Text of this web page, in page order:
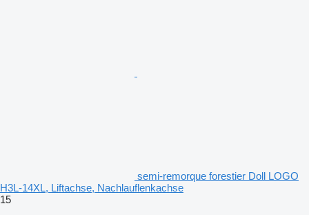
semi-remorque forestier Doll LOGO
H3L-14XL, Liftachse, Nachlauflenkachse
15